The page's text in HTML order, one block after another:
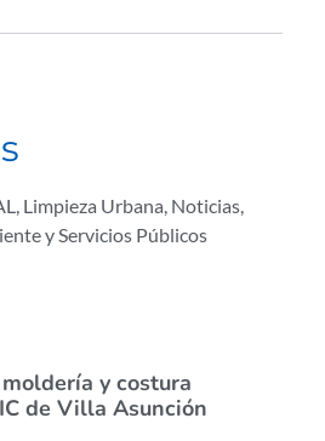
, Limpieza Urbana, Noticias,
y Servicios Públicos
y costura
de Villa Asunción